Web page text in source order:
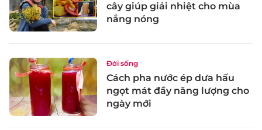
cây giúp giải nhiệt cho mùa
nắng nóng
Đời sống
Cách pha nước ép dưa hấu
ngọt mát đầy năng lượng cho
ngày mới